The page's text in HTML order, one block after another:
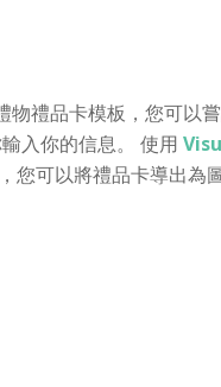
禮品卡模板，您可以
入你的信息。 使用
您可以將禮品卡導出為